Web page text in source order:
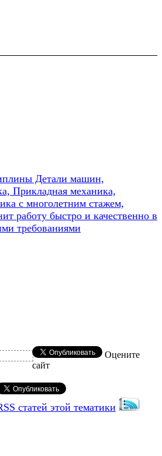
Детали машин,
Прикладная механика,
с многолетним стажем,
работу быстро и качественно в
требованиями
Оцените
сайт
статей этой тематики